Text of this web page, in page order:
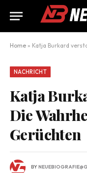
Home » Katja Burkard
NACHRICHT
Katja
Die
Gerüchten
BY